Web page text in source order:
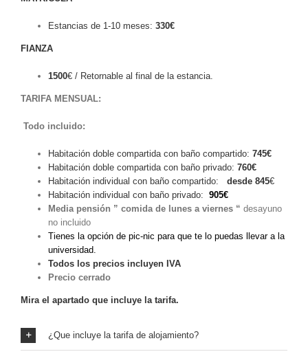
Estancias de 1-10 meses: 330€
FIANZA
1500€ / Retornable al final de la estancia.
TARIFA MENSUAL:
Todo incluido:
Habitación doble compartida con baño compartido: 745€
Habitación doble compartida con baño privado: 760€
Habitación individual con baño compartido: desde 845€
Habitación individual con baño privado: 905€
Media pensión ” comida de lunes a viernes “ desayuno
no incluido
Tienes la opción de pic-nic para que te lo puedas llevar a la
universidad.
Todos los precios incluyen IVA
Precio cerrado
Mira el apartado que incluye la tarifa.
¿Que incluye la tarifa de alojamiento?